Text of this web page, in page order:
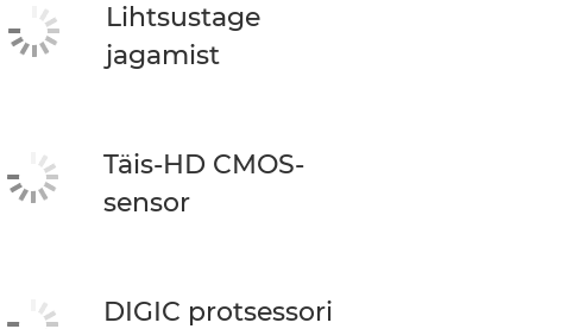
Lihtsustage
jagamist
Täis-HD CMOS-
sensor
DIGIC protsessori